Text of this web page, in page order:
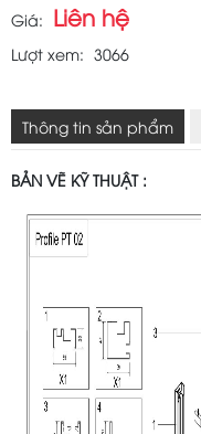
Giá: Liên hệ
Lượt xem: 3066
Thông tin sản phẩm
BẢN VẼ KỸ THUẬT :